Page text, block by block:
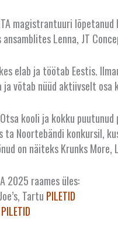
magistrantuuri
Lenna, JT
elab ja töötab Eestis.
võtab nüüd aktiivselt osa
kooli ja kokku
Noortebändi konkursil,
on näiteks Krunks More,
2025 raames üles:
Tartu PILETID
PILETID